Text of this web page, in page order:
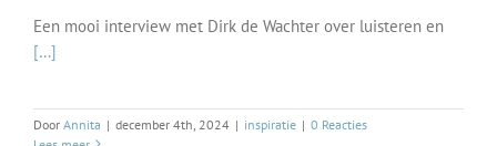
Een mooi interview met Dirk de Wachter over luisteren en
[…]
Door Annita | december 4th, 2024 | inspiratie | 0 Reacties